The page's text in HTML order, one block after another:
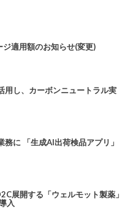
適用額のお知らせ(変更)
用し、カーボンニュートラル実
に 「生成AI出荷検品アプリ」
展開する「ウェルモット製薬」
入